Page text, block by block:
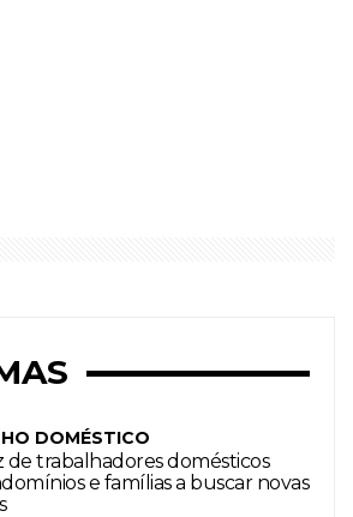
DOMÉSTICO
de trabalhadores domésticos
e famílias a buscar novas